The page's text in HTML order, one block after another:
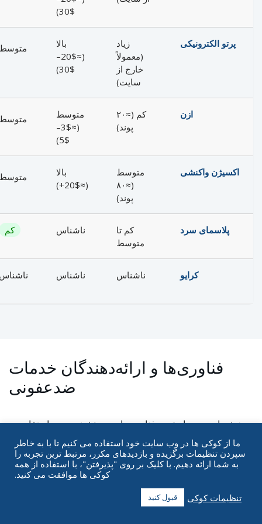
$30)
پرتو الکترونیکی
زیاد
(معمولاً
خارج از
سایت)
بالا
(≈$20–
$30)
ازن
کم (≈۲۰
پوند)
متوسط
(≈$3–
$5)
اکسیژن واکنشی
متوسط
(≈۸۰
پوند)
بالا
(≈$20+)
پلاسمای سرد
کم تا
متوسط
ناشناس کم
کرایو ناشناس ناشناس
فناوری‌ها و ارائه‌دهندگان خدمات
ضدعفونی
بخش‌های زیر، رایج‌ترین فناوری‌های ضدعفونی مورد استفاده در
عملیات‌های دارای مجوز کانابیس را که بر اساس روش
سازماندهی شده‌اند، پوشش می‌دهند. ارائه‌دهندگان خدمات در هر
دسته به ترتیب حروف الفبا فهرست شده‌اند.
ما از کوکی ها در وب سایت خود استفاده می کنیم تا با به خاطر
سپردن تنظیمات برگزیده و بازدیدهای مکرر، مرتبط ترین تجربه را
به شما ارائه دهیم. با کلیک بر روی "پذیرفتن"، با استفاده از همه
کوکی ها موافقت می کنید.
تنظیمات کوکی
قبول کنید